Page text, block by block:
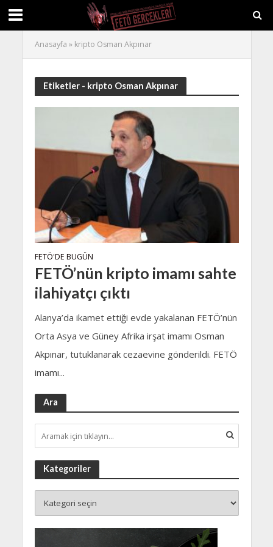
Anasayfa » kripto Osman Akpınar
Etiketler - kripto Osman Akpınar
FETÖ'DE BUGÜN
FETÖ’nün kripto imamı sahte
ilahiyatçı çıktı
Alanya’da ikamet ettiği evde yakalanan FETÖ’nün
Orta Asya ve Güney Afrika irşat imamı Osman
Akpınar, tutuklanarak cezaevine gönderildi. FETÖ
imamı...
Ara
Kategoriler